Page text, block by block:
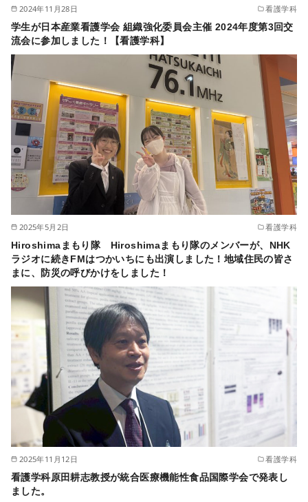
2024年11月28日 看護学科
学生が日本産業看護学会 組織強化委員会主催 2024年度第3回交
流会に参加しました！【看護学科】
2025年5月2日 看護学科
Hiroshimaまもり隊 Hiroshimaまもり隊のメンバーが、NHK
ラジオに続きFMはつかいちにも出演しました！地域住民の皆さ
まに、防災の呼びかけをしました！
2025年11月12日 看護学科
看護学科原田耕志教授が統合医療機能性食品国際学会で発表し
ました。